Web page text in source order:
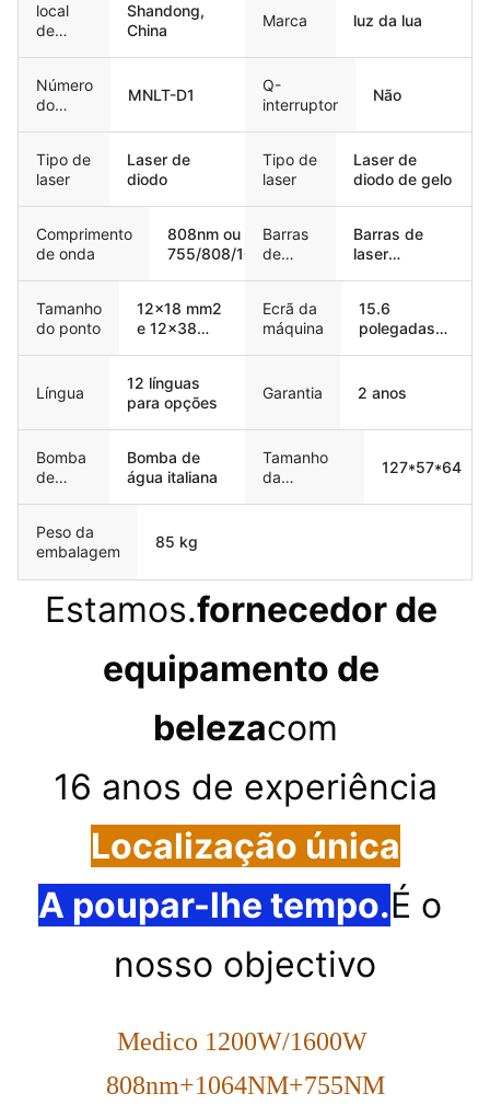
Screen:
Eliminação Permanente de Cabelos
Laser Device Brand:
Cooling System:
Refrigeração por contacto com safira
local
de
Shandong,
China
Marca luz da lua
Número
do
MNLT-D1
Q-
interruptor
Não
Tipo de
laser
Laser de
diodo
Tipo de
laser
Laser de
diodo de gelo
Comprimento
de onda
808nm ou
755/808/1064nm
Barras
de
Barras de
laser
Tamanho
do ponto
12x18 mm2
e 12x38
Ecrã da
máquina
15.6
polegadas
cores
Língua
12 línguas
para opções
Garantia 2 anos
Bomba
de
Bomba de
água italiana
Tamanho
da
127*57*64
Peso da
embalagem
85 kg
Estamos.fornecedor de
equipamento de
belezacom
16 anos de experiência
Localização única
A poupar-lhe tempo.É o
nosso objectivo
Medico 1200W/1600W
808nm+1064NM+755NM